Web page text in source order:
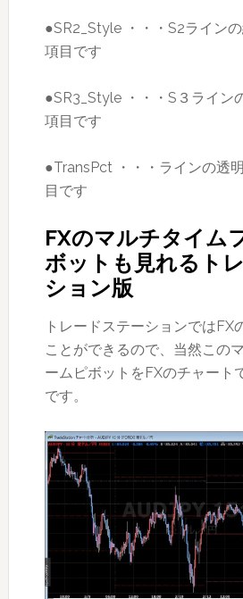
●SR2_Style ・・・S2ライン
項目です
●SR3_Style ・・・S３ライン
項目です
●TransPct ・・・ラインの透
目です
FXのマルチタイム
ボットも見れるト
ション版
トレードステーションではFX
ことができるので、当然この
ームピボットをFXのチャート
です。